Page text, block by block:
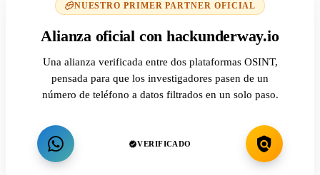
NUESTRO PRIMER PARTNER OFICIAL
Alianza oficial con hackunderway.io
Una alianza verificada entre dos plataformas OSINT,
pensada para que los investigadores pasen de un
número de teléfono a datos filtrados en un solo paso.
VERIFICADO